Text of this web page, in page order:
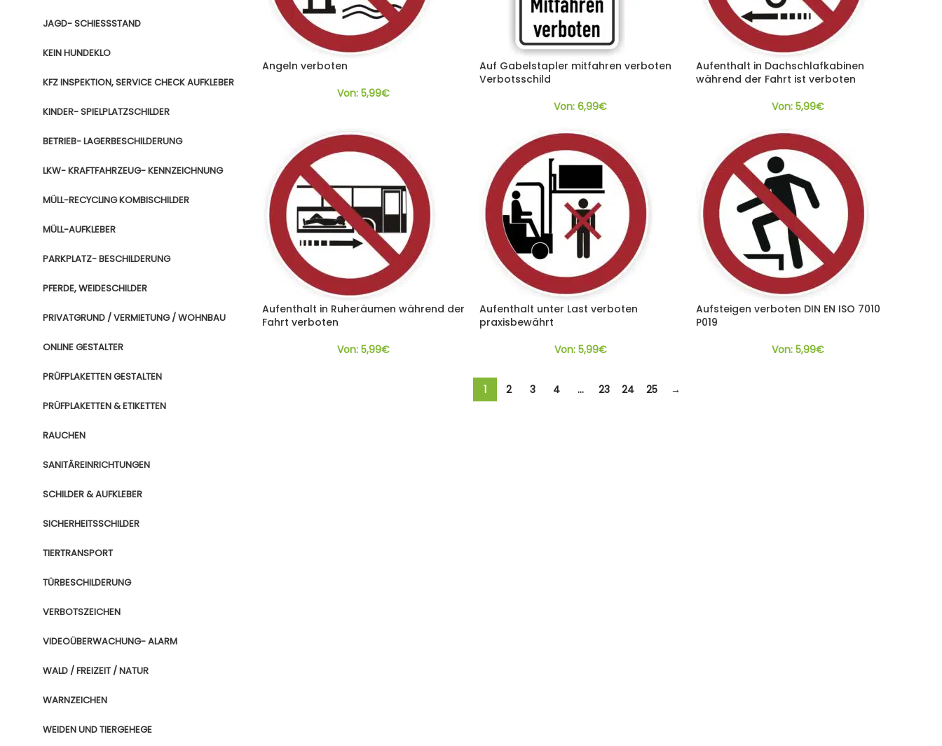
JAGD- SCHIESSSTAND
KEIN HUNDEKLO
KFZ INSPEKTION, SERVICE CHECK AUFKLEBER
KINDER- SPIELPLATZSCHILDER
BETRIEB- LAGERBESCHILDERUNG
LKW- KRAFTFAHRZEUG- KENNZEICHNUNG
MÜLL-RECYCLING KOMBISCHILDER
MÜLL-AUFKLEBER
PARKPLATZ- BESCHILDERUNG
PFERDE, WEIDESCHILDER
PRIVATGRUND / VERMIETUNG / WOHNBAU
ONLINE GESTALTER
PRÜFPLAKETTEN GESTALTEN
PRÜFPLAKETTEN & ETIKETTEN
RAUCHEN
SANITÄREINRICHTUNGEN
SCHILDER & AUFKLEBER
SICHERHEITSSCHILDER
TIERTRANSPORT
TÜRBESCHILDERUNG
VERBOTSZEICHEN
VIDEOÜBERWACHUNG- ALARM
WALD / FREIZEIT / NATUR
WARNZEICHEN
WEIDEN UND TIERGEHEGE
Angeln verboten
Von:5,99€
Auf Gabelstapler mitfahren verboten
Verbotsschild
Von:6,99€
Aufenthalt in Dachschlafkabinen
während der Fahrt ist verboten
Von: 5,99€
Aufenthalt in Ruheräumen während der
Fahrt verboten
Von:5,99€
Aufenthalt unter Last verboten
praxisbewährt
Von: 5,99€
Aufsteigen verboten DIN EN ISO 7010
P019
Von: 5,99€
1 2 3 4 … 23 24 25 →